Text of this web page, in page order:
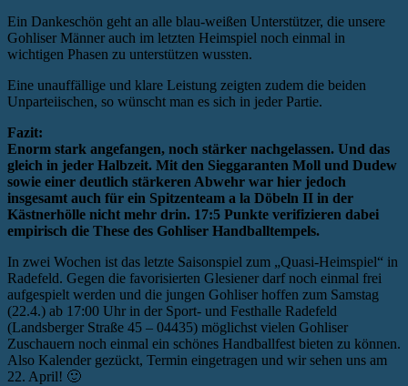
Ein Dankeschön geht an alle blau-weißen Unterstützer, die unsere
Gohliser Männer auch im letzten Heimspiel noch einmal in
wichtigen Phasen zu unterstützen wussten.
Eine unauffällige und klare Leistung zeigten zudem die beiden
Unparteiischen, so wünscht man es sich in jeder Partie.
Fazit:
Enorm stark angefangen, noch stärker nachgelassen. Und das
gleich in jeder Halbzeit. Mit den Sieggaranten Moll und Dudew
sowie einer deutlich stärkeren Abwehr war hier jedoch
insgesamt auch für ein Spitzenteam a la Döbeln II in der
Kästnerhölle nicht mehr drin. 17:5 Punkte verifizieren dabei
empirisch die These des Gohliser Handballtempels.
In zwei Wochen ist das letzte Saisonspiel zum „Quasi-Heimspiel“ in
Radefeld. Gegen die favorisierten Glesiener darf noch einmal frei
aufgespielt werden und die jungen Gohliser hoffen zum Samstag
(22.4.) ab 17:00 Uhr in der Sport- und Festhalle Radefeld
(Landsberger Straße 45 – 04435) möglichst vielen Gohliser
Zuschauern noch einmal ein schönes Handballfest bieten zu können.
Also Kalender gezückt, Termin eingetragen und wir sehen uns am
22. April! 🙂